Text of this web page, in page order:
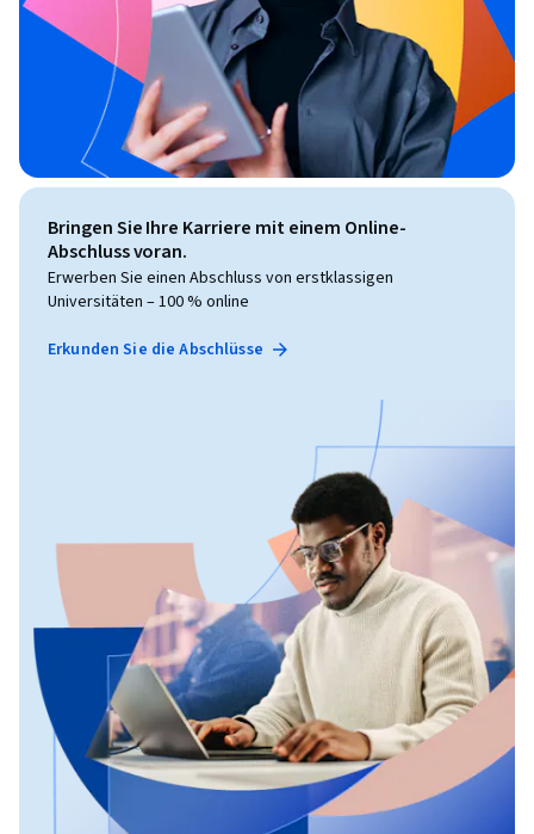
Bringen Sie Ihre Karriere mit einem Online-
Abschluss voran.
Erwerben Sie einen Abschluss von erstklassigen
Universitäten – 100 % online
Erkunden Sie die Abschlüsse